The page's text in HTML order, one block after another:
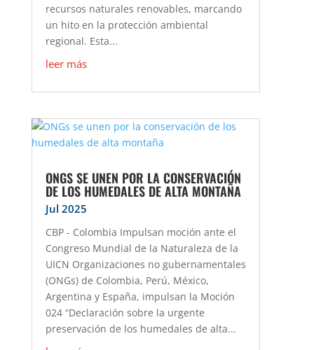
recursos naturales renovables, marcando
un hito en la protección ambiental
regional. Esta...
leer más
ONGS SE UNEN POR LA CONSERVACIÓN
DE LOS HUMEDALES DE ALTA MONTAÑA
Jul 2025
CBP - Colombia Impulsan moción ante el
Congreso Mundial de la Naturaleza de la
UICN Organizaciones no gubernamentales
(ONGs) de Colombia, Perú, México,
Argentina y España, impulsan la Moción
024 “Declaración sobre la urgente
preservación de los humedales de alta...